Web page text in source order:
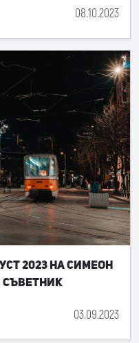
08.10.2023
2023 на Симеон
03.09.2023